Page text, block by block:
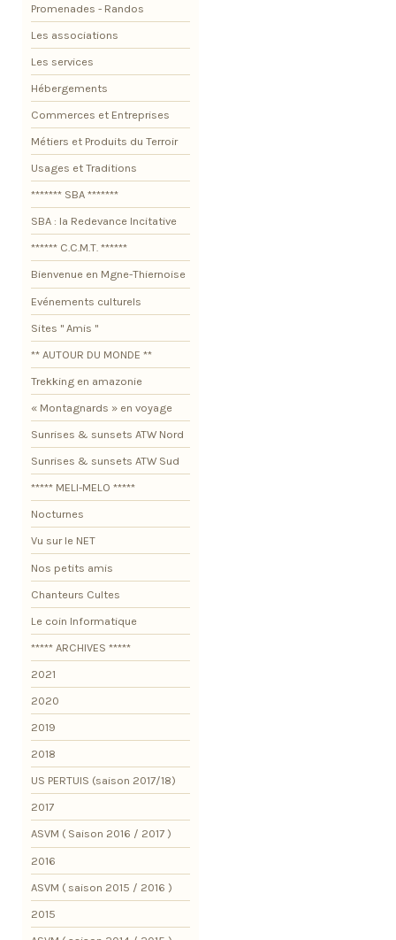
Promenades - Randos
Les associations
Les services
Hébergements
Commerces et Entreprises
Métiers et Produits du Terroir
Usages et Traditions
******* SBA *******
SBA : la Redevance Incitative
****** C.C.M.T. ******
Bienvenue en Mgne-Thiernoise
Evénements culturels
Sites " Amis "
** AUTOUR DU MONDE **
Trekking en amazonie
« Montagnards » en voyage
Sunrises & sunsets ATW Nord
Sunrises & sunsets ATW Sud
***** MELI-MELO *****
Nocturnes
Vu sur le NET
Nos petits amis
Chanteurs Cultes
Le coin Informatique
***** ARCHIVES *****
2021
2020
2019
2018
US PERTUIS (saison 2017/18)
2017
ASVM ( Saison 2016 / 2017 )
2016
ASVM ( saison 2015 / 2016 )
2015